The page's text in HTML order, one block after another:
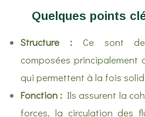
Quelques points
Structure :Ce sont des
composées principalement
qui permettent à la fois
Fonction : Ils assurent la
forces, la circulation des